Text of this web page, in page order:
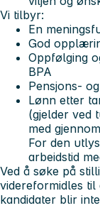
Vi tilbyr:
En
God
Oppfølging
BPA
Pensjons-
Lønn etter
(gjelder ved
med
For den
arbeidstid
Ved å søke på
videreformidles
kandidater blir